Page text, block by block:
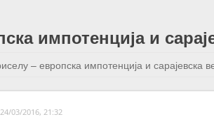
импотенција и
– европска импотенција и сарајевска
03/2016, 21:32